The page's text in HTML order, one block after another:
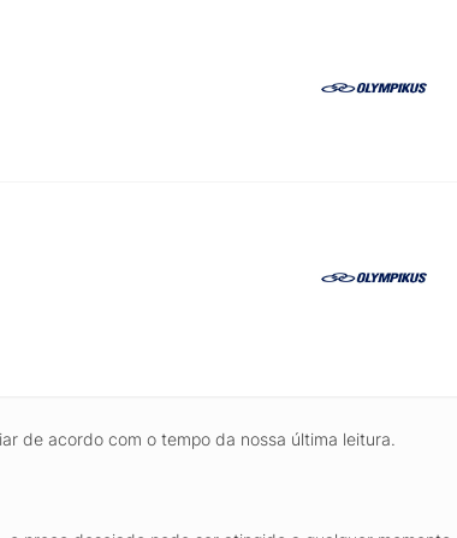
de acordo com o tempo da nossa última leitura.